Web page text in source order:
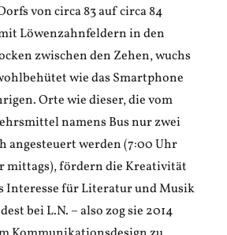
von circa 83 auf circa 84
Löwenzahnfeldern in den
zwischen den Zehen, wuchs
wie das Smartphone
Orte wie dieser, die vom
namens Bus nur zwei
angesteuert werden (7:00 Uhr
mittags), fördern die Kreativität
Interesse für Literatur und Musik
bei L.N. – also zog sie 2014